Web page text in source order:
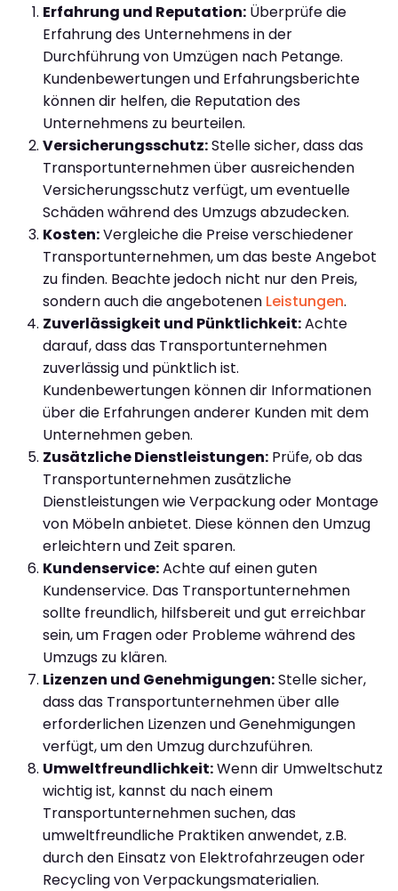
Erfahrung und Reputation: Überprüfe die
Erfahrung des Unternehmens in der
Durchführung von Umzügen nach Petange.
Kundenbewertungen und Erfahrungsberichte
können dir helfen, die Reputation des
Unternehmens zu beurteilen.
Versicherungsschutz:Stelle sicher, dass das
Transportunternehmen über ausreichenden
Versicherungsschutz verfügt, um eventuelle
Schäden während des Umzugs abzudecken.
Kosten:Vergleiche die Preise verschiedener
Transportunternehmen, um das beste Angebot
zu finden. Beachte jedoch nicht nur den Preis,
sondern auch die angebotenen Leistungen.
Zuverlässigkeit und Pünktlichkeit:Achte
darauf, dass das Transportunternehmen
zuverlässig und pünktlich ist.
Kundenbewertungen können dir Informationen
über die Erfahrungen anderer Kunden mit dem
Unternehmen geben.
Zusätzliche Dienstleistungen: Prüfe, ob das
Transportunternehmen zusätzliche
Dienstleistungen wie Verpackung oder Montage
von Möbeln anbietet. Diese können den Umzug
erleichtern und Zeit sparen.
Kundenservice:Achte auf einen guten
Kundenservice. Das Transportunternehmen
sollte freundlich, hilfsbereit und gut erreichbar
sein, um Fragen oder Probleme während des
Umzugs zu klären.
Lizenzen und Genehmigungen:Stelle sicher,
dass das Transportunternehmen über alle
erforderlichen Lizenzen und Genehmigungen
verfügt, um den Umzug durchzuführen.
Umweltfreundlichkeit:Wenn dir Umweltschutz
wichtig ist, kannst du nach einem
Transportunternehmen suchen, das
umweltfreundliche Praktiken anwendet, z.B.
durch den Einsatz von Elektrofahrzeugen oder
Recycling von Verpackungsmaterialien.